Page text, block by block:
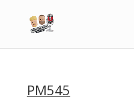
PM545